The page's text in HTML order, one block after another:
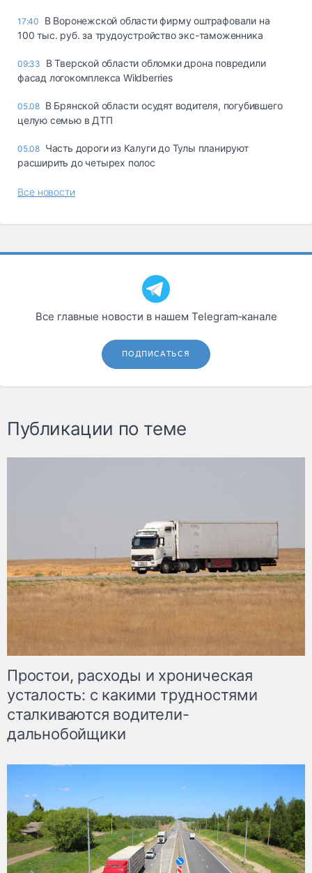
17:40
В Воронежской области фирму оштрафовали на
100 тыс. руб. за трудоустройство экс-таможенника
09:33
В Тверской области обломки дрона повредили
фасад логокомплекса Wildberries
05.08 В Брянской области осудят водителя, погубившего
целую семью в ДТП
05.08 Часть дороги из Калуги до Тулы планируют
расширить до четырех полос
Все новости
Все главные новости в нашем Telegram‑канале
ПОДПИСАТЬСЯ
Публикации по теме
Простои, расходы и хроническая
усталость: с какими трудностями
сталкиваются водители-
дальнобойщики